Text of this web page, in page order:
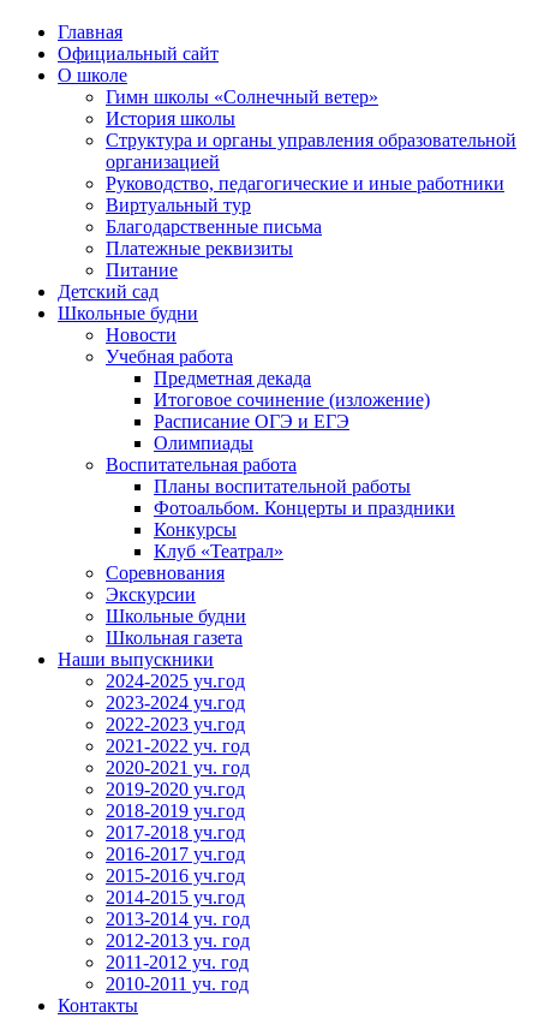
Главная
Официальный сайт
О школе
Гимн школы «Солнечный ветер»
История школы
Структура и органы управления образовательной
организацией
Руководство, педагогические и иные работники
Виртуальный тур
Благодарственные письма
Платежные реквизиты
Питание
Детский сад
Школьные будни
Новости
Учебная работа
Предметная декада
Итоговое сочинение (изложение)
Расписание ОГЭ и ЕГЭ
Олимпиады
Воспитательная работа
Планы воспитательной работы
Фотоальбом. Концерты и праздники
Конкурсы
Клуб «Театрал»
Соревнования
Экскурсии
Школьные будни
Школьная газета
Наши выпускники
2024-2025 уч.год
2023-2024 уч.год
2022-2023 уч.год
2021-2022 уч. год
2020-2021 уч. год
2019-2020 уч.год
2018-2019 уч.год
2017-2018 уч.год
2016-2017 уч.год
2015-2016 уч.год
2014-2015 уч.год
2013-2014 уч. год
2012-2013 уч. год
2011-2012 уч. год
2010-2011 уч. год
Контакты